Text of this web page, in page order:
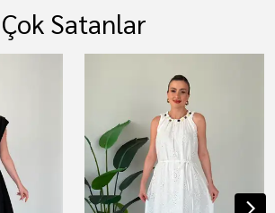
Çok Satanlar